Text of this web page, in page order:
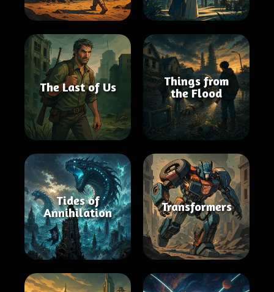
The Last of Us
Things from
the Flood
Tides of
Annihilation
Transformers